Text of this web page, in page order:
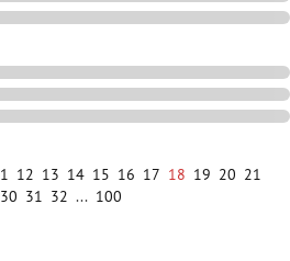
12 13 14 15 16 17 18 19 20 21
30 31 32 ... 100